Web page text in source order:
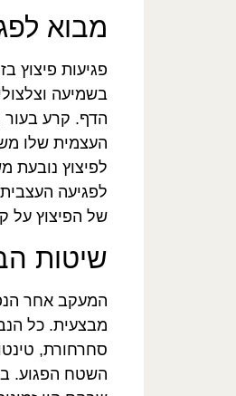
מבוא
פגיעות פיצוץ
בשמיעה
הדף. קרע בעור
העצמית שלו
לפיצוץ נובעת
לפגיעה
של הפיצוץ על
שיטות
המעקב אחר
מבצעית. כל
סחרחורת,
השטח הפגוע.